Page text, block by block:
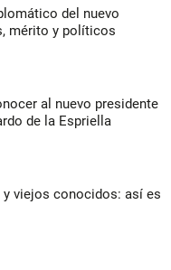
del nuevo
mérito y políticos
al nuevo presidente
de la Espriella
y viejos conocidos: así es